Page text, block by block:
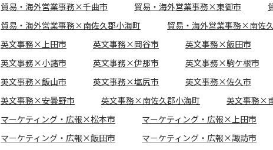
貿易・海外営業事務×千曲市
貿易・海外営業事務×東御市
貿易・海外営業事務×南佐久郡小海町
貿易・海外営業事務×南佐
英文事務×上田市
英文事務×岡谷市 英文事務×飯田市
英文事務×小諸市
英文事務×伊那市 英文事務×駒ケ根市
英文事務×飯山市
英文事務×塩尻市 英文事務×佐久市
英文事務×安曇野市
英文事務×南佐久郡小海町 英文事務×
マーケティング・広報×松本市
マーケティング・広報×上田市
マーケティング・広報×飯田市
マーケティング・広報×諏訪市